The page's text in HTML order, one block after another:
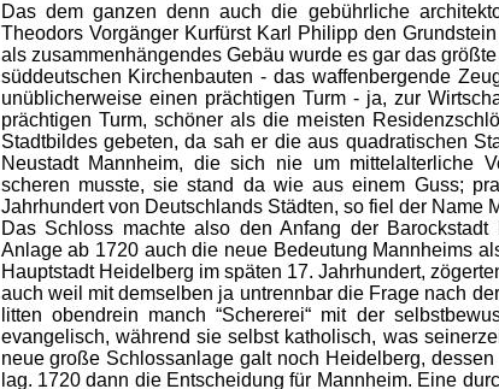
Das dem ganzen denn auch die gebührliche
Theodors Vorgänger Kurfürst Karl Philipp den
als zusammenhängendes Gebäu wurde es gar das
süddeutschen Kirchenbauten - das waffenbergende
unüblicherweise einen prächtigen Turm - ja, zur
prächtigen Turm, schöner als die meisten
Stadtbildes gebeten, da sah er die aus quadratischen
Neustadt Mannheim, die sich nie um mittelalterliche
scheren musste, sie stand da wie aus einem Guss;
Jahrhundert von Deutschlands Städten, so fiel der Name
Das Schloss machte also den Anfang der
Anlage ab 1720 auch die neue Bedeutung Mannheims
Hauptstadt Heidelberg im späten 17. Jahrhundert,
auch weil mit demselben ja untrennbar die Frage nach
litten obendrein manch “Schererei“ mit der
evangelisch, während sie selbst katholisch, was
neue große Schlossanlage galt noch Heidelberg,
lag. 1720 dann die Entscheidung für Mannheim. Eine